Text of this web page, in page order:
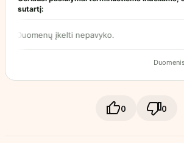
0 0